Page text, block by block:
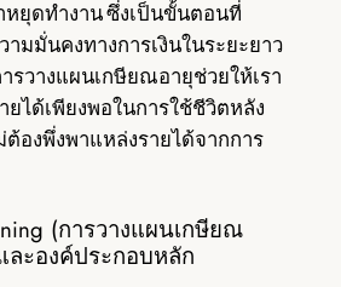
หยุดทำงาน ซึ่งเป็นขั้นตอนที่
มมั่นคงทางการเงินในระยะยาว
รวางแผนเกษียณอายุช่วยให้เรา
ยได้เพียงพอในการใช้ชีวิตหลัง
ต้องพึ่งพาแหล่งรายได้จากการ
(การวางแผนเกษียณ
ะองค์ประกอบหลัก